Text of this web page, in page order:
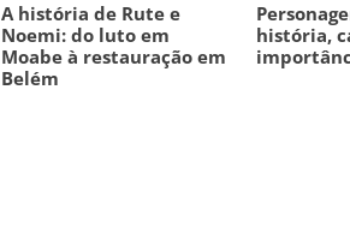
A história de Rute e
Noemi: do luto em
Moabe à restauração em
Belém
história,